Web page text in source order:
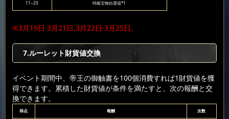
11~20 特級宝物自選箱*1
※3月19日-3月21日,3月22日-3月25日。
7.ルーレット財貨値交換
イベント期間中、帝王の御触書を100個消費すれば1財貨値を獲
得できます。累積した財貨値が条件を満たすと、次の報酬と交
換できます。
得点 報酬 次数